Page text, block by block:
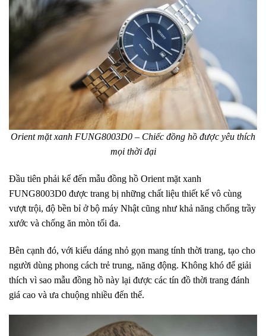
Orient mặt xanh FUNG8003D0 – Chiếc đồng hồ được yêu thích
mọi thời đại
Đầu tiên phải kể đến mẫu đồng hồ Orient mặt xanh
FUNG8003D0 được trang bị những chất liệu thiết kế vô cùng
vượt trội, độ bền bỉ ở bộ máy Nhật cũng như khả năng chống trầy
xước và chống ăn mòn tối đa.
Bên cạnh đó, với kiểu dáng nhỏ gọn mang tính thời trang, tạo cho
người dùng phong cách trẻ trung, năng động. Không khó để giải
thích vì sao mẫu đồng hồ này lại được các tín đồ thời trang đánh
giá cao và ưa chuộng nhiều đến thế.